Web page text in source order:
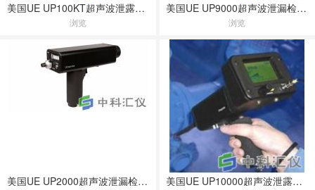
美国UE UP100KT超声波泄露测试仪
浏览
美国UE UP9000超声波泄漏检测仪
浏览
美国UE UP2000超声波泄漏检测仪 美国UE UP10000超声波泄露检测仪